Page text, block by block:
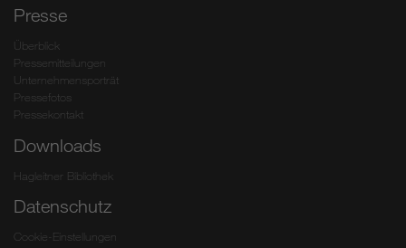
Presse
Überblick
Pressemitteilungen
Unternehmensporträt
Pressefotos
Pressekontakt
Downloads
Hagleitner Bibliothek
Datenschutz
Cookie-Einstellungen